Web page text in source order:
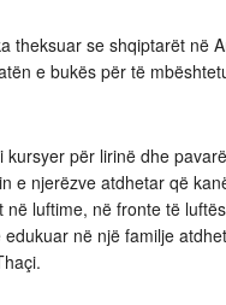
theksuar se shqiptarët në
e bukës për të
kursyer për lirinë dhe
e njerëzve atdhetar që
në luftime, në fronte të
në një familje